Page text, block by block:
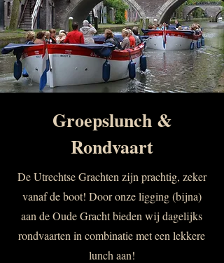
Groepslunch &
Rondvaart
De Utrechtse Grachten zijn prachtig, zeker
vanaf de boot! Door onze ligging (bijna)
aan de Oude Gracht bieden wij dagelijks
rondvaarten in combinatie met een lekkere
lunch aan!